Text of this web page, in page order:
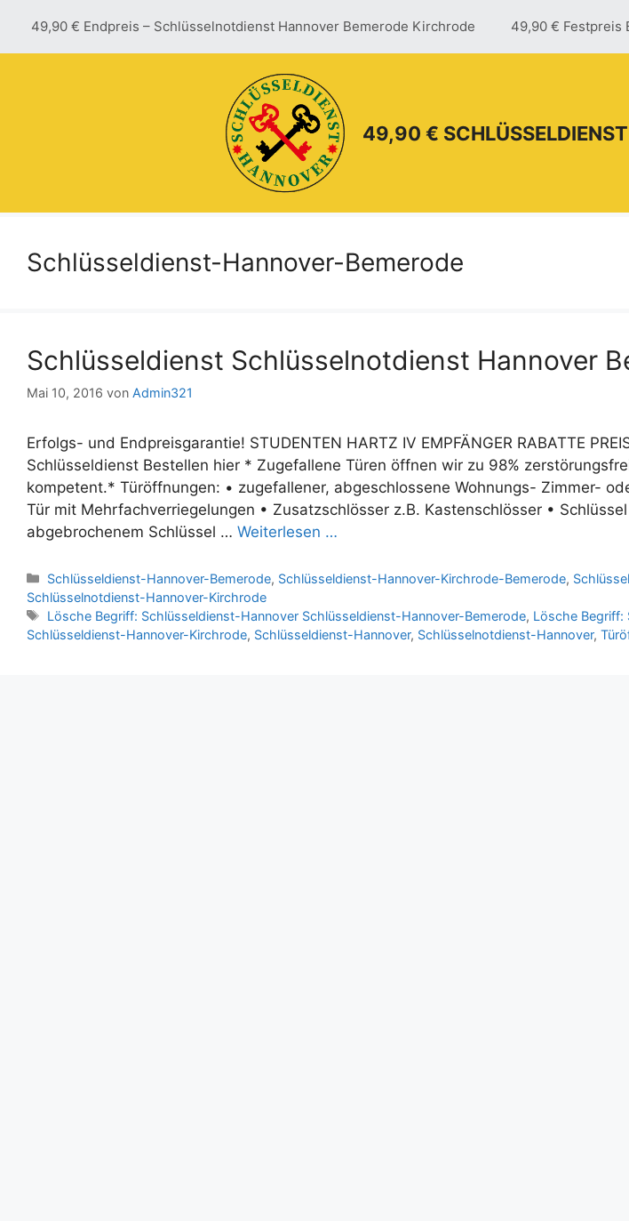
Inhalt
springen
49,90 € Endpreis – Schlüsselnotdienst Hannover Bemerode Kirchrode 49,90 € Festpreis
49,90 €
Schlüsseldienst-Hannover-Bemerode
Schlüsseldienst Schlüsselnotdienst Hannover
Mai 10, 2016 von Admin321
Erfolgs- und Endpreisgarantie! STUDENTEN HARTZ IV EMPFÄNGER RABATTE
Schlüsseldienst Bestellen hier * Zugefallene Türen öffnen wir zu 98%
kompetent.* Türöffnungen: • zugefallener, abgeschlossene Wohnungs- Zimmer-
Tür mit Mehrfachverriegelungen • Zusatzschlösser z.B. Kastenschlösser •
abgebrochenem Schlüssel … Weiterlesen …
K
a
t
e
Schlüsseldienst-Hannover-Bemerode, Schlüsseldienst-Hannover-Kirchrode-Bemerode,
Schlüsselnotdienst-Hannover-Kirchrode
S
c
Lösche Begriff: Schlüsseldienst-Hannover Schlüsseldienst-Hannover-Bemerode, Lösche Begriff:
Schlüsseldienst-Hannover-Kirchrode, Schlüsseldienst-Hannover, Schlüsselnotdienst-Hannover,